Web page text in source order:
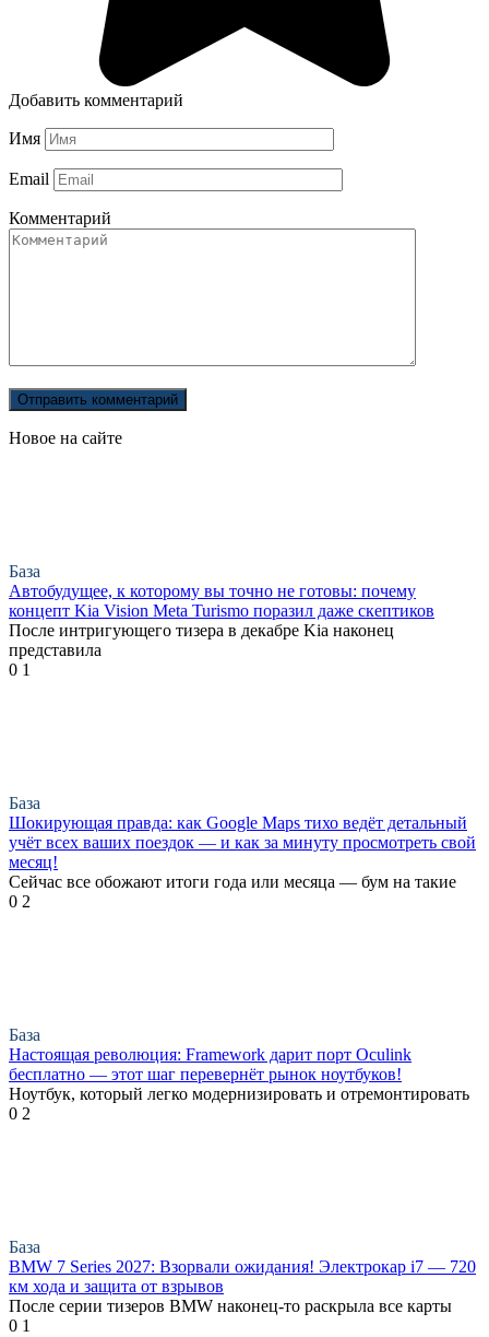
Добавить комментарий
Имя
Email
Комментарий
Новое на сайте
База
Автобудущее, к которому вы точно не готовы: почему
концепт Kia Vision Meta Turismo поразил даже скептиков
После интригующего тизера в декабре Kia наконец
представила
0 1
База
Шокирующая правда: как Google Maps тихо ведёт детальный
учёт всех ваших поездок — и как за минуту просмотреть свой
месяц!
Сейчас все обожают итоги года или месяца — бум на такие
0 2
База
Настоящая революция: Framework дарит порт Oculink
бесплатно — этот шаг перевернёт рынок ноутбуков!
Ноутбук, который легко модернизировать и отремонтировать
0 2
База
BMW 7 Series 2027: Взорвали ожидания! Электрокар i7 — 720
км хода и защита от взрывов
После серии тизеров BMW наконец-то раскрыла все карты
0 1